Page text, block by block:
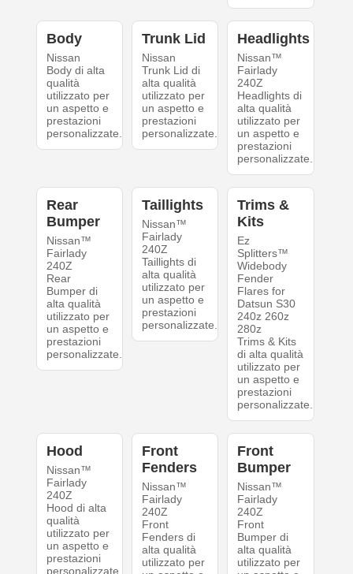
Body
Nissan
Body di alta
qualità
utilizzato per
un aspetto e
prestazioni
personalizzate.
Trunk Lid
Nissan
Trunk Lid di
alta qualità
utilizzato per
un aspetto e
prestazioni
personalizzate.
Headlights
Nissan™
Fairlady
240Z
Headlights di
alta qualità
utilizzato per
un aspetto e
prestazioni
personalizzate.
Rear
Bumper
Nissan™
Fairlady
240Z
Rear
Bumper di
alta qualità
utilizzato per
un aspetto e
prestazioni
personalizzate.
Taillights
Nissan™
Fairlady
240Z
Taillights di
alta qualità
utilizzato per
un aspetto e
prestazioni
personalizzate.
Trims &
Kits
Ez
Splitters™
Widebody
Fender
Flares for
Datsun S30
240z 260z
280z
Trims & Kits
di alta qualità
utilizzato per
un aspetto e
prestazioni
personalizzate.
Hood
Nissan™
Fairlady
240Z
Hood di alta
qualità
utilizzato per
un aspetto e
prestazioni
personalizzate.
Front
Fenders
Nissan™
Fairlady
240Z
Front
Fenders di
alta qualità
utilizzato per
Front
Bumper
Nissan™
Fairlady
240Z
Front
Bumper di
alta qualità
utilizzato per